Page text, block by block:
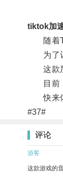
tiktok加
随着
为了让
这款加
目前，
快来体
#37#
评论
游客
这款游戏的